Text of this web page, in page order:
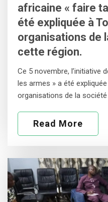
africaine « faire
été expliquée à
organisations de
cette région.
Ce 5 novembre, l’initiative
les armes » a été
organisations de la
Read More